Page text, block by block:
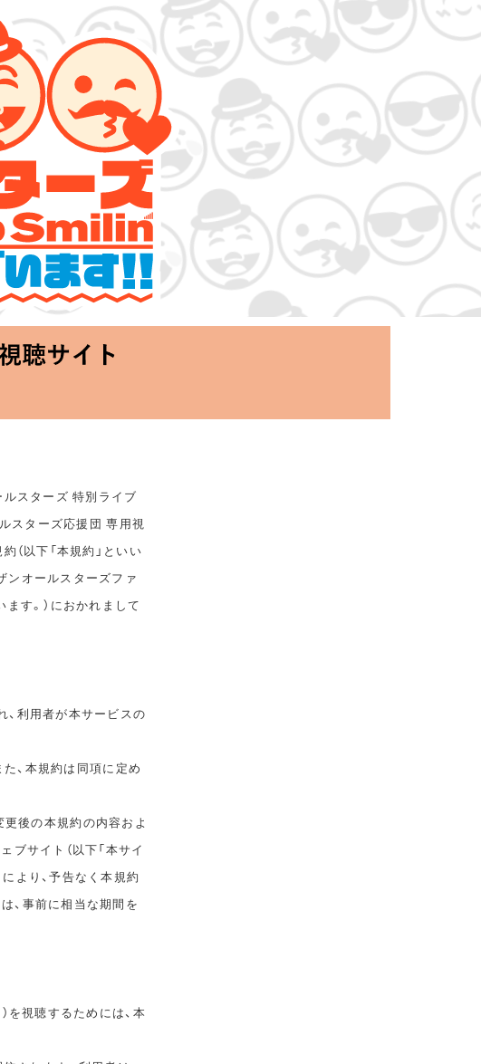
ルスターズ 特別ライブ
スターズ応援団 専用視
（以下「本規約」といい
ンオールスターズファ
ます。）におかれまして
利用者が本サービスの
、本規約は同項に定め
後の本規約の内容およ
サイト（以下「本サイ
より、予告なく本規約
、事前に相当な期間を
を視聴するためには、本